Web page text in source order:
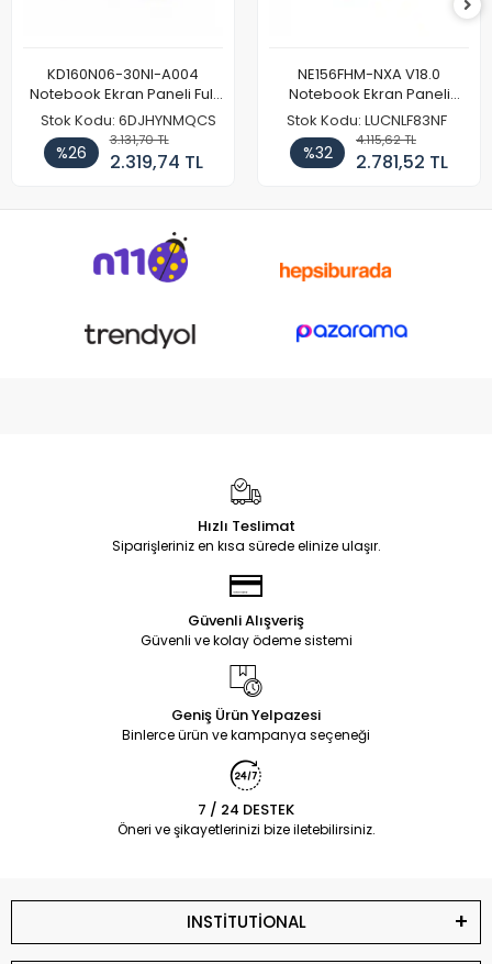
KD160N06-30NI-A004
Notebook Ekran Paneli Full
HD
Stok Kodu: 6DJHYNMQCS
%26
3.131,70 TL
2.319,74 TL
NE156FHM-NXA V18.0
Notebook Ekran Paneli
144Hz
Stok Kodu: LUCNLF83NF
%32
4.115,62 TL
2.781,52 TL
Hızlı Teslimat
Siparişleriniz en kısa sürede elinize ulaşır.
Güvenli Alışveriş
Güvenli ve kolay ödeme sistemi
Geniş Ürün Yelpazesi
Binlerce ürün ve kampanya seçeneği
7 / 24 DESTEK
Öneri ve şikayetlerinizi bize iletebilirsiniz.
INSTİTUTİONAL